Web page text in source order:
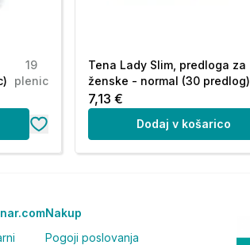
19
plenic
Tena Lady Slim, predloga za
ženske - normal (30 predlog)
7,13 €
Dodaj v košarico
Nakup
Pogoji poslovanja